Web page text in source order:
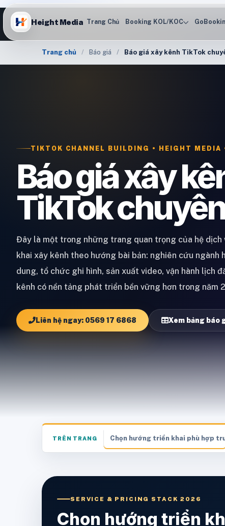
Height Media Trang Chủ Booking KOL/KOC
Trang chủ Báo giá Báo giá xây kênh TikTok
TIKTOK CHANNEL BUILDING • HEIGHT MEDIA
Báo giá xây
TikTok
Đây là một trong những trang quan trọng của hệ
khai xây kênh theo hướng bài bản: nghiên cứu ngành
dung, tổ chức ghi hình, sản xuất video, vận hành lịch
kênh có nền tảng phát triển bền vững hơn trong năm
Liên hệ ngay: 0569 17 6868 Xem bảng báo
TRÊN TRANG Chọn hướng triển khai phù hợp
SERVICE & PRICING STACK 2026
Chọn hướng triển